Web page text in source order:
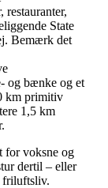
restauranter,
State
Bemærk det
og bænke og et
km primitiv
1,5 km
for voksne og
dertil – eller
friluftsliv.